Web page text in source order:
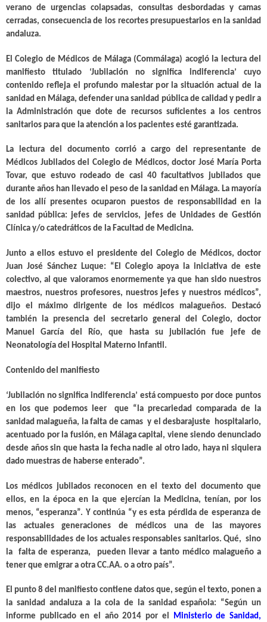
verano de urgencias colapsadas, consultas desbordadas y camas
cerradas, consecuencia de los recortes presupuestarios en la sanidad
andaluza.
El Colegio de Médicos de Málaga (Commálaga) acogió la lectura del
manifiesto titulado ‘Jubilación no significa indiferencia’ cuyo
contenido refleja el profundo malestar por la situación actual de la
sanidad en Málaga, defender una sanidad pública de calidad y pedir a
la Administración que dote de recursos suficientes a los centros
sanitarios para que la atención a los pacientes esté garantizada.
La lectura del documento corrió a cargo del representante de
Médicos Jubilados del Colegio de Médicos, doctor José María Porta
Tovar, que estuvo rodeado de casi 40 facultativos jubilados que
durante años han llevado el peso de la sanidad en Málaga. La mayoría
de los allí presentes ocuparon puestos de responsabilidad en la
sanidad pública: jefes de servicios, jefes de Unidades de Gestión
Clínica y/o catedráticos de la Facultad de Medicina.
Junto a ellos estuvo el presidente del Colegio de Médicos, doctor
Juan José Sánchez Luque: “El Colegio apoya la iniciativa de este
colectivo, al que valoramos enormemente ya que han sido nuestros
maestros, nuestros profesores, nuestros jefes y nuestros médicos”,
dijo el máximo dirigente de los médicos malagueños. Destacó
también la presencia del secretario general del Colegio, doctor
Manuel García del Río, que hasta su jubilación fue jefe de
Neonatología del Hospital Materno Infantil.
Contenido del manifiesto
‘Jubilación no significa indiferencia’ está compuesto por doce puntos
en los que podemos leer que “la precariedad comparada de la
sanidad malagueña, la falta de camas y el desbarajuste hospitalario,
acentuado por la fusión, en Málaga capital, viene siendo denunciado
desde años sin que hasta la fecha nadie al otro lado, haya ni siquiera
dado muestras de haberse enterado”.
Los médicos jubilados reconocen en el texto del documento que
ellos, en la época en la que ejercían la Medicina, tenían, por los
menos, “esperanza”. Y continúa “y es esta pérdida de esperanza de
las actuales generaciones de médicos una de las mayores
responsabilidades de los actuales responsables sanitarios. Qué, sino
la falta de esperanza, pueden llevar a tanto médico malagueño a
tener que emigrar a otra CC.AA. o a otro país”.
El punto 8 del manifiesto contiene datos que, según el texto, ponen a
la sanidad andaluza a la cola de la sanidad española: “Según un
informe publicado en el año 2014 por el Ministerio de Sanidad,